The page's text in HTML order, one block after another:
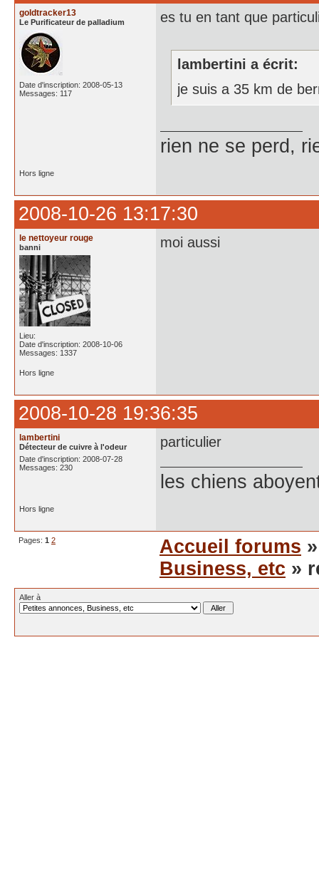
goldtracker13
Le Purificateur de palladium
Date d'inscription: 2008-05-13
Messages: 117
es tu en tant que
lambertini a écrit:
je suis a 35 km de
rien ne se perd,
Hors ligne
2008-10-26 13:17:30
le nettoyeur rouge
banni
Lieu:
Date d'inscription: 2008-10-06
Messages: 1337
moi aussi
Hors ligne
2008-10-28 19:36:35
lambertini
Détecteur de cuivre à l'odeur
Date d'inscription: 2008-07-28
Messages: 230
particulier
les chiens
Hors ligne
Pages: 1 2 Accueil forums
Business, etc »
Aller à